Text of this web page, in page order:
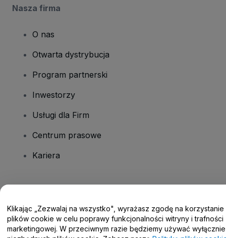
Nasza firma
O nas
Otwarta dystrybucja
Program partnerski
Inwestorzy
Usługi dla Firm
Centrum prasowe
Kariera
Centrum pomocy / Skontaktuj się z nami
Klikając „Zezwalaj na wszystko", wyrażasz zgodę na korzystanie
plików cookie w celu poprawy funkcjonalności witryny i trafności
marketingowej. W przeciwnym razie będziemy używać wyłącznie